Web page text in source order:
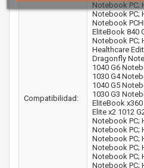
Compatibilidad:
Notebook PC;
Notebook PC;
Notebook
EliteBook 840
Notebook PC;
Healthcare
Dragonfly
1040 G6
1030 G4
1040 G5
1030 G3
EliteBook
Elite x2 1012
Notebook PC;
Notebook PC;
Notebook PC;
Notebook PC;
Notebook PC;
Notebook PC;